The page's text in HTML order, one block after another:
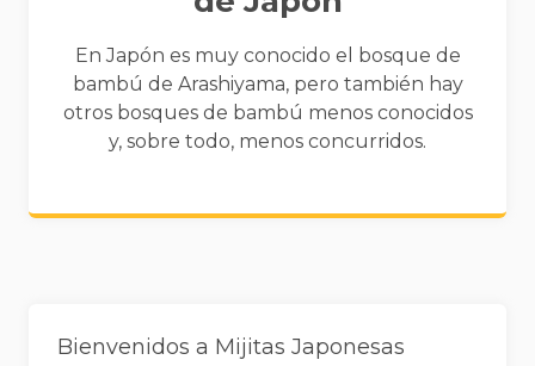
En Japón es muy conocido el bosque de
bambú de Arashiyama, pero también hay
otros bosques de bambú menos conocidos
y, sobre todo, menos concurridos.
Bienvenidos a Mijitas Japonesas